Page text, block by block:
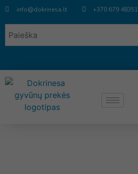
info@dokrinesa.lt +370 679 48351